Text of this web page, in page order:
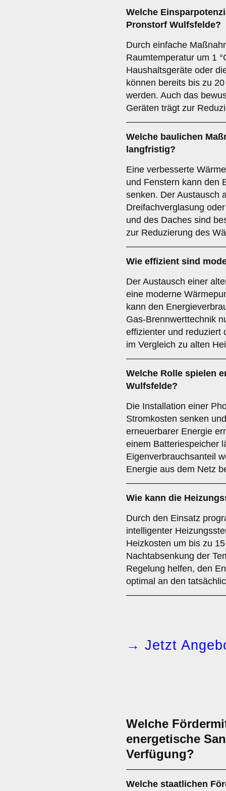
Welche
Pronstorf Wulfsfelde?
Durch einfache
Raumtemperatur um 1
Haushaltsgeräte oder
können bereits bis zu
werden. Auch das
Geräten trägt zur
Welche baulichen
langfristig?
Eine verbesserte
und Fenstern kann den
senken. Der Austausch
Dreifachverglasung
und des Daches sind
zur Reduzierung des
Wie effizient sind
Der Austausch einer
eine moderne
kann den
Gas-Brennwerttechnik
effizienter und reduziert
im Vergleich zu alten
Welche Rolle spielen
Wulfsfelde?
Die Installation einer
Stromkosten senken
erneuerbarer Energie
einem Batteriespeicher
Eigenverbrauchsanteil
Energie aus dem Netz
Wie kann die
Durch den Einsatz
intelligenter
Heizkosten um bis zu
Nachtabsenkung der
Regelung helfen, den
optimal an den
→ Jetzt
Welche
energetische
Verfügung?
Welche staatlichen